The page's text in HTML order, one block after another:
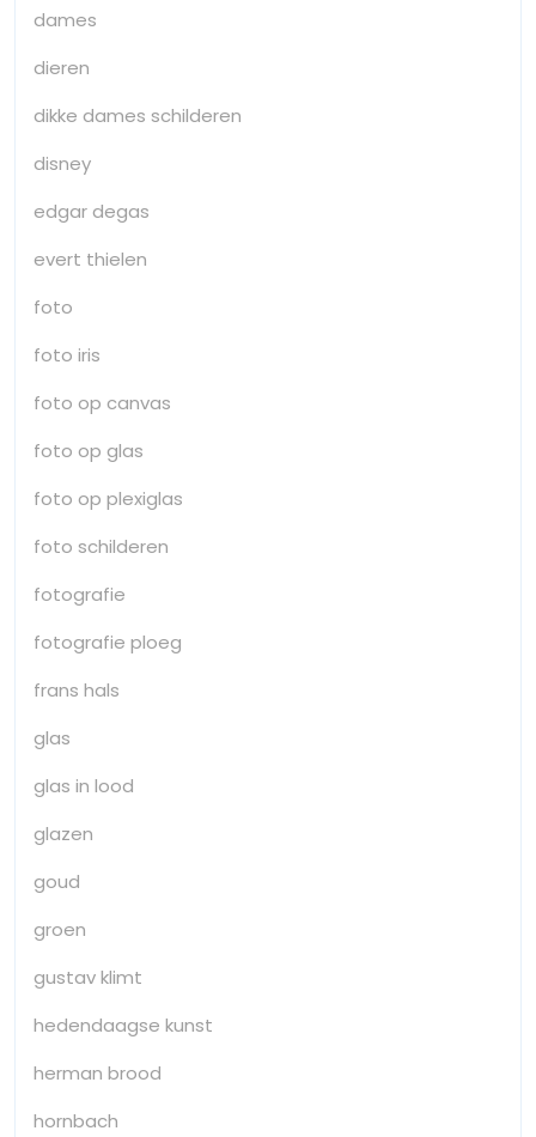
dames
dieren
dikke dames schilderen
disney
edgar degas
evert thielen
foto
foto iris
foto op canvas
foto op glas
foto op plexiglas
foto schilderen
fotografie
fotografie ploeg
frans hals
glas
glas in lood
glazen
goud
groen
gustav klimt
hedendaagse kunst
herman brood
hornbach